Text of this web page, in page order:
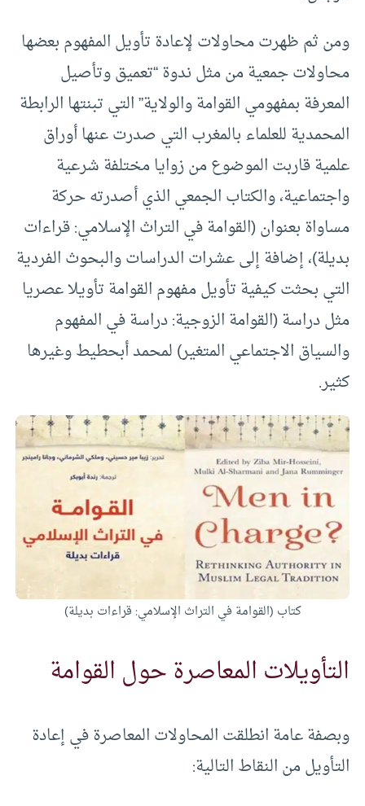
ومن ثم ظهرت محاولات لإعادة تأويل المفهوم بعضها
محاولات جمعية من مثل ندوة “تعميق وتأصيل
المعرفة بمفهومي القوامة والولاية” التي تبنتها الرابطة
المحمدية للعلماء بالمغرب التي صدرت عنها أوراق
علمية قاربت الموضوع من زوايا مختلفة شرعية
واجتماعية، والكتاب الجمعي الذي أصدرته حركة
مساواة بعنوان (القوامة في التراث الإسلامي: قراءات
بديلة)، إضافة إلى عشرات الدراسات والبحوث الفردية
التي بحثت كيفية تأويل مفهوم القوامة تأويلا عصريا
مثل دراسة (القوامة الزوجية: دراسة في المفهوم
والسياق الاجتماعي المتغير) لمحمد أبحطيط وغيرها
كثير.
كتاب (القوامة في التراث الإسلامي: قراءات بديلة)
التأويلات المعاصرة حول القوامة
وبصفة عامة انطلقت المحاولات المعاصرة في إعادة
التأويل من النقاط التالية: